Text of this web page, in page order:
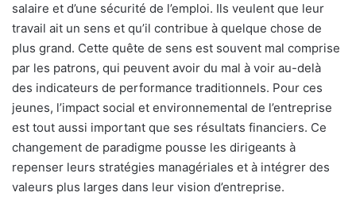
salaire et d’une sécurité de l’emploi. Ils veulent que leur
travail ait un sens et qu’il contribue à quelque chose de
plus grand. Cette quête de sens est souvent mal comprise
par les patrons, qui peuvent avoir du mal à voir au-delà
des indicateurs de performance traditionnels. Pour ces
jeunes, l’impact social et environnemental de l’entreprise
est tout aussi important que ses résultats financiers. Ce
changement de paradigme pousse les dirigeants à
repenser leurs stratégies managériales et à intégrer des
valeurs plus larges dans leur vision d’entreprise.